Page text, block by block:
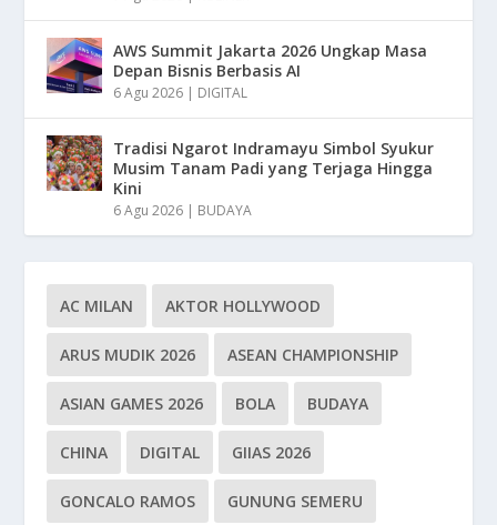
AWS Summit Jakarta 2026 Ungkap Masa
Depan Bisnis Berbasis AI
6 Agu 2026 | DIGITAL
Tradisi Ngarot Indramayu Simbol Syukur
Musim Tanam Padi yang Terjaga Hingga
Kini
6 Agu 2026 | BUDAYA
AC MILAN AKTOR HOLLYWOOD
ARUS MUDIK 2026 ASEAN CHAMPIONSHIP
ASIAN GAMES 2026 BOLA BUDAYA
CHINA DIGITAL GIIAS 2026
GONCALO RAMOS GUNUNG SEMERU